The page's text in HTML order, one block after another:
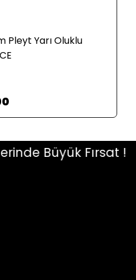
Pleyt Yarı Oluklu
Büyük Fırsat !